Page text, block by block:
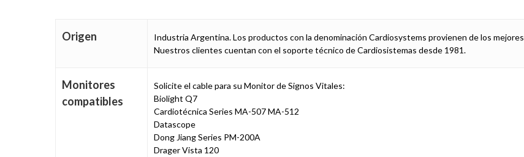
Origen
Industria Argentina. Los productos con la denominación Cardiosystems provienen de los
Nuestros clientes cuentan con el soporte técnico de Cardiosistemas desde 1981.
Monitores
compatibles
Solicite el cable para su Monitor de Signos Vitales:
Biolight Q7
Cardiotécnica Series MA-507 MA-512
Datascope
Dong Jiang Series PM-200A
Drager Vista 120